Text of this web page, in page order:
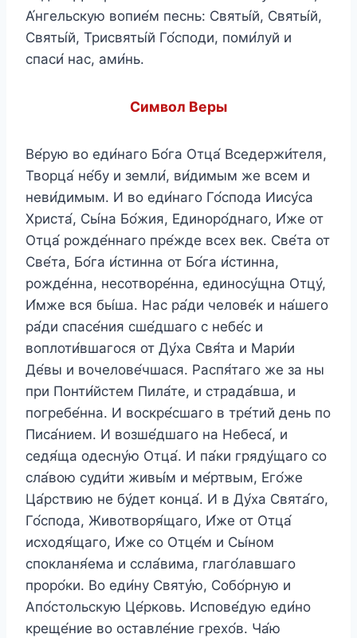
А́нгельскую вопие́м песнь: Святы́й, Святы́й,
Святы́й, Трисвяты́й Го́споди, поми́луй и
спаси́ нас, ами́нь.
Символ Веры
Ве́рую во еди́наго Бо́га Отца́ Вседержи́теля,
Творца́ не́бу и земли́, ви́димым же всем и
неви́димым. И во еди́наго Го́спода Иису́са
Христа́, Сы́на Бо́жия, Единоро́днаго, И́же от
Отца́ рожде́ннаго пре́жде всех век. Све́та от
Све́та, Бо́га и́стинна от Бо́га и́стинна,
рожде́нна, несотворе́нна, единосу́щна Отцу́,
И́мже вся бы́ша. Нас ра́ди челове́к и на́шего
ра́ди спасе́ния сше́дшаго с небе́с и
воплоти́вшагося от Ду́ха Свя́та и Мари́и
Де́вы и вочелове́чшася. Распя́таго же за ны
при Понти́йстем Пила́те, и страда́вша, и
погребе́нна. И воскре́сшаго в тре́тий день по
Писа́нием. И возше́дшаго на Небеса́, и
седя́ща одесну́ю Отца́. И па́ки гряду́щаго со
сла́вою суди́ти живы́м и ме́ртвым, Его́же
Ца́рствию не бу́дет конца́. И в Ду́ха Свята́го,
Го́спода, Животворя́щаго, И́же от Отца́
исходя́щаго, И́же со Отце́м и Сы́ном
спокланя́ема и ссла́вима, глаго́лавшаго
проро́ки. Во еди́ну Святу́ю, Собо́рную и
Апо́стольскую Це́рковь. Испове́дую еди́но
креще́ние во оставле́ние грехо́в. Ча́ю